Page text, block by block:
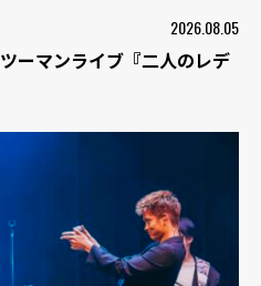
2026.08.05
ーマンライブ『二人のレデ